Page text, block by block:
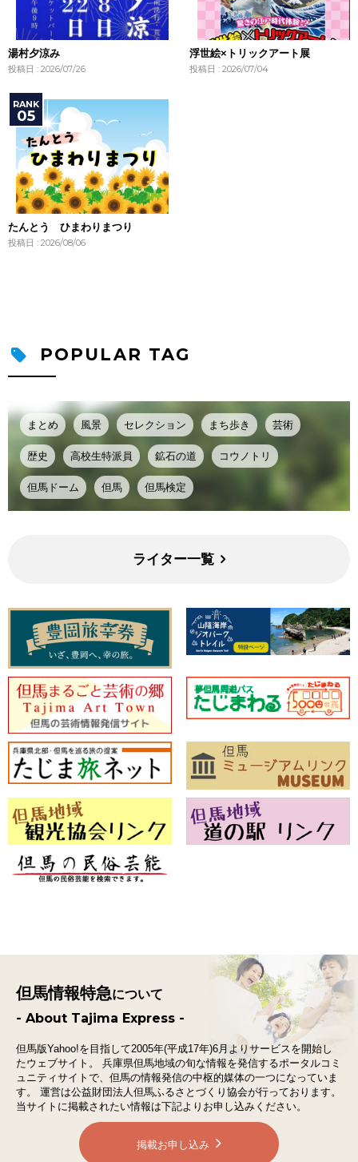
湯村夕涼み
投稿日 : 2026/07/26
浮世絵×トリックアート展
投稿日 : 2026/07/04
たんとう ひまわりまつり
投稿日 : 2026/08/06
POPULAR TAG
まとめ 風景 セレクション まち歩き 芸術
歴史 高校生特派員 鉱石の道 コウノトリ
但馬ドーム 但馬 但馬検定
ライター一覧
但馬情報特急について
- About Tajima Express -
但馬版Yahoo!を目指して2005年(平成17年)6月よりサービスを開始し
たウェブサイト。
兵庫県但馬地域の旬な情報を発信するポータルコミ
ュニティサイトで、 但馬の情報発信の中枢的媒体の一つになっていま
す。
運営は公益財団法人但馬ふるさとづくり協会が行っております。
当サイトに掲載されたい情報は下記よりお申し込みください。
掲載お申し込み